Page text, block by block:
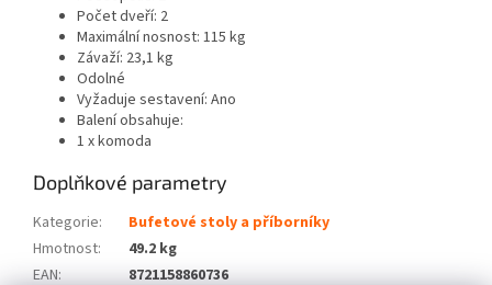
Počet dveří: 2
Maximální nosnost: 115 kg
Závaží: 23,1 kg
Odolné
Vyžaduje sestavení: Ano
Balení obsahuje:
1 x komoda
Doplňkové parametry
Kategorie:
Bufetové stoly a příborníky
Hmotnost:
49.2 kg
EAN: 8721158860736